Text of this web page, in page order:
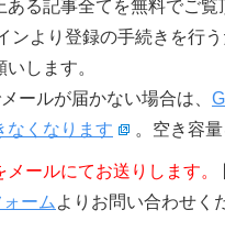
る記事全てを無料でご覧
ンより登録の手続きを行
します。
ールが届かない場合は、
なくなります
。空き容
ールにてお送りします。
ーム よりお問い合わせく